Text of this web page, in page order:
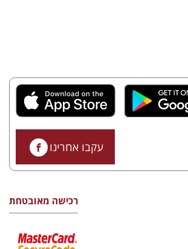
עקבו אחרינו
רכישה מאובטחת